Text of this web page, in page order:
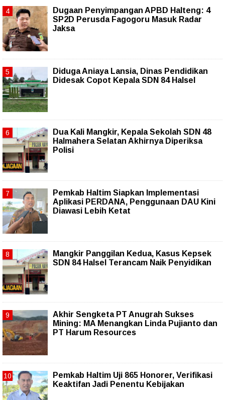
Dugaan Penyimpangan APBD Halteng: 4
SP2D Perusda Fagogoru Masuk Radar
Jaksa
Diduga Aniaya Lansia, Dinas Pendidikan
Didesak Copot Kepala SDN 84 Halsel
Dua Kali Mangkir, Kepala Sekolah SDN 48
Halmahera Selatan Akhirnya Diperiksa
Polisi
Pemkab Haltim Siapkan Implementasi
Aplikasi PERDANA, Penggunaan DAU Kini
Diawasi Lebih Ketat
Mangkir Panggilan Kedua, Kasus Kepsek
SDN 84 Halsel Terancam Naik Penyidikan
Akhir Sengketa PT Anugrah Sukses
Mining: MA Menangkan Linda Pujianto dan
PT Harum Resources
Pemkab Haltim Uji 865 Honorer, Verifikasi
Keaktifan Jadi Penentu Kebijakan